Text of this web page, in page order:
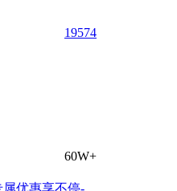
19574
60W+